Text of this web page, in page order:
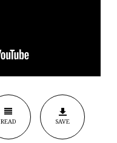
READ SAVE